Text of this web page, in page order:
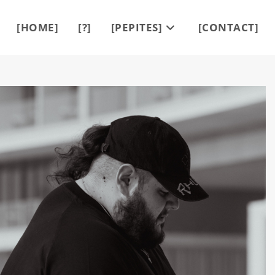
[HOME] [?] [PEPITES] [CONTACT]